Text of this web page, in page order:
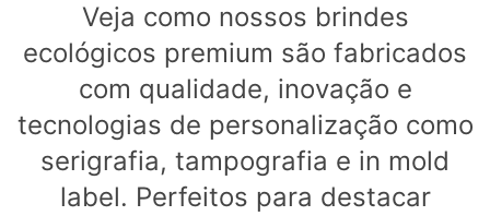
Veja como nossos brindes
ecológicos premium são fabricados
com qualidade, inovação e
tecnologias de personalização como
serigrafia, tampografia e in mold
label. Perfeitos para destacar